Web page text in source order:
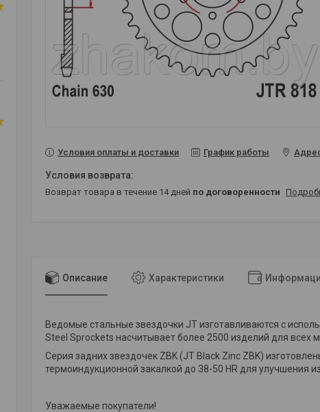
Условия оплаты и доставки График работы
возврат товара в течение 14 дней по договоренности
Описание Характеристики
Ведомые стальные звездочки JT изготавливаются с
Steel Sprockets насчитывает более 2500 изделий для всех
Серия задних звездочек ZBK (JT Black Zinc ZBK)
термоиндукционной закалкой до 38-50 HR для улучшения
Уважаемые покупатели!